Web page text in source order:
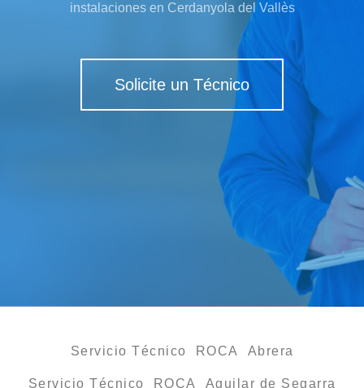
instalaciones en Cerdanyola del Vallès
Solicite un Técnico
Servicio Técnico ROCA Abrera
Servicio Técnico ROCA Aguilar de Segarra